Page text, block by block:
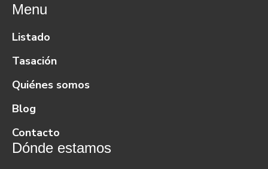
Menu
Listado
Tasación
Quiénes somos
Blog
Contacto
Dónde estamos